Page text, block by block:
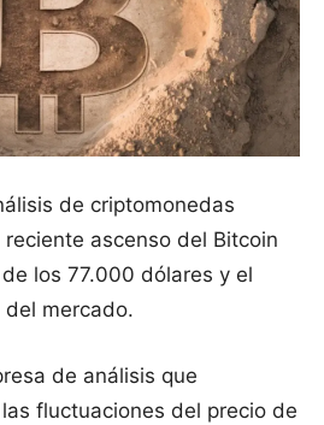
de criptomonedas
ascenso del Bitcoin
los 77.000 dólares y el
mercado.
de análisis que
fluctuaciones del precio de